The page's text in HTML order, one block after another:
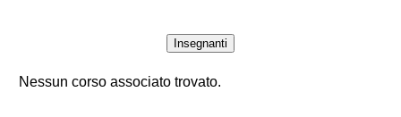
Insegnanti
Nessun corso associato trovato.